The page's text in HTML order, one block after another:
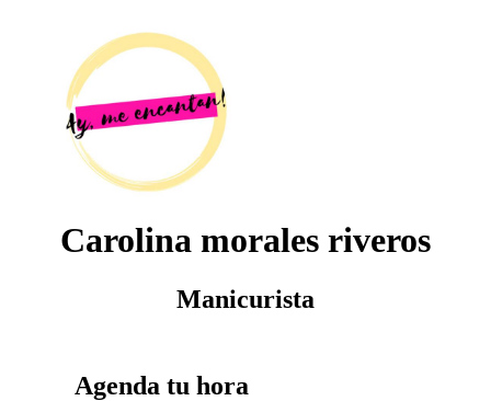
Carolina morales riveros
Manicurista
Agenda tu hora